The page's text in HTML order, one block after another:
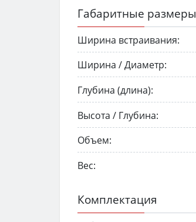
Габаритные размеры
Ширина встраивания:
Ширина / Диаметр:
Глубина (длина):
Высота / Глубина:
Объем:
Вес:
Комплектация